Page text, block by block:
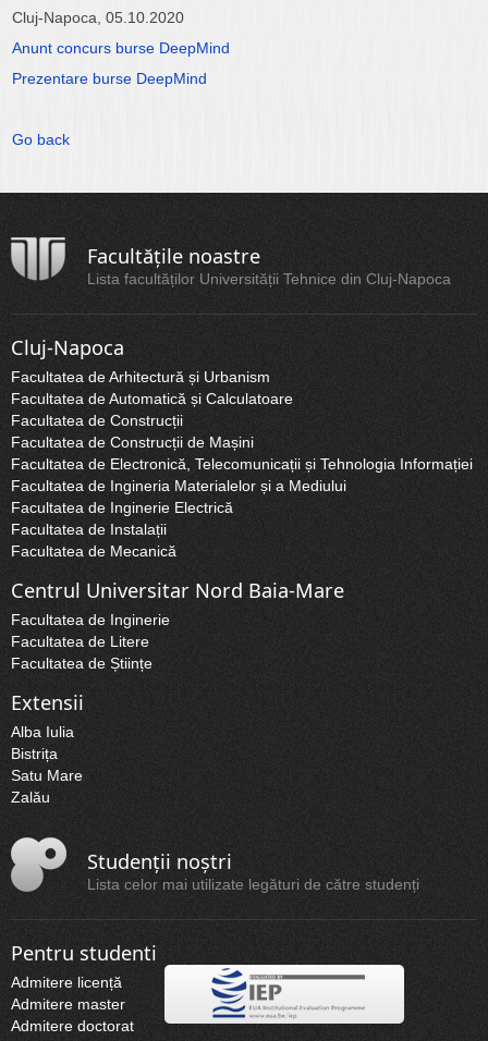
Cluj-Napoca, 05.10.2020
Anunt concurs burse DeepMind
Prezentare burse DeepMind
Go back
Facultățile noastre
Lista facultăților Universității Tehnice din Cluj-Napoca
Cluj-Napoca
Facultatea de Arhitectură și Urbanism
Facultatea de Automatică și Calculatoare
Facultatea de Construcții
Facultatea de Construcții de Mașini
Facultatea de Electronică, Telecomunicații și Tehnologia Informației
Facultatea de Ingineria Materialelor și a Mediului
Facultatea de Inginerie Electrică
Facultatea de Instalații
Facultatea de Mecanică
Centrul Universitar Nord Baia-Mare
Facultatea de Inginerie
Facultatea de Litere
Facultatea de Științe
Extensii
Alba Iulia
Bistrița
Satu Mare
Zalău
Studenții noștri
Lista celor mai utilizate legături de către studenți
Pentru studenti
Admitere licență
Admitere master
Admitere doctorat